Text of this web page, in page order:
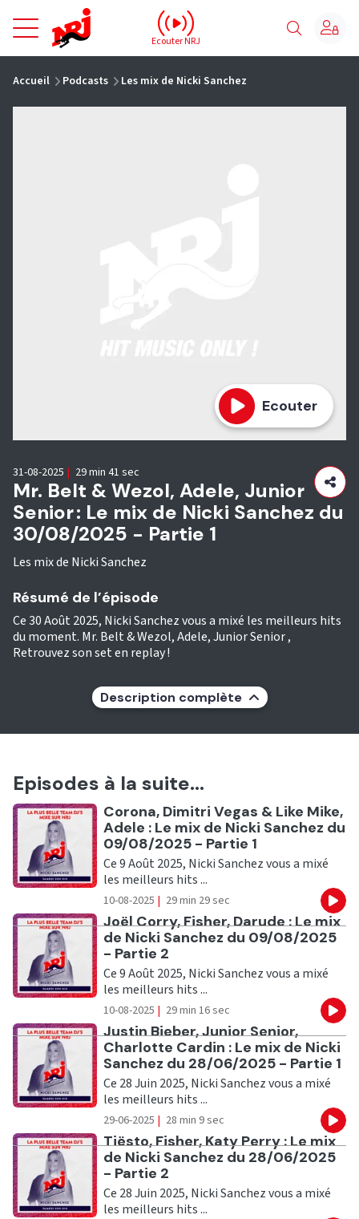
NRJ - Accueil
Ecouter NRJ
Accueil Podcasts Les mix de Nicki Sanchez
Ecouter
Mr. Belt & Wezol, Adele, Junior
Senior : Le mix de Nicki Sanchez du
30/08/2025 - Partie 1
Les mix de Nicki Sanchez
31-08-2025 | 29 min 41 sec
Résumé de l’épisode
Ce 30 Août 2025, Nicki Sanchez vous a mixé les meilleurs hits
du moment. Mr. Belt & Wezol, Adele, Junior Senior ,
Retrouvez son set en replay !
Description complète
Episodes à la suite...
Ecouter
Corona, Dimitri Vegas & Like Mike,
Adele : Le mix de Nicki Sanchez du
09/08/2025 - Partie 1
Ce 9 Août 2025, Nicki Sanchez vous a mixé
les meilleurs hits ...
10-08-2025 | 29 min 29 sec
Ecouter
Joël Corry, Fisher, Darude : Le mix
de Nicki Sanchez du 09/08/2025
- Partie 2
Ce 9 Août 2025, Nicki Sanchez vous a mixé
les meilleurs hits ...
10-08-2025 | 29 min 16 sec
Ecouter
Justin Bieber, Junior Senior,
Charlotte Cardin : Le mix de Nicki
Sanchez du 28/06/2025 - Partie 1
Ce 28 Juin 2025, Nicki Sanchez vous a mixé
les meilleurs hits ...
29-06-2025 | 28 min 9 sec
Ecouter
Tiësto, Fisher, Katy Perry : Le mix
de Nicki Sanchez du 28/06/2025
- Partie 2
Ce 28 Juin 2025, Nicki Sanchez vous a mixé
les meilleurs hits ...